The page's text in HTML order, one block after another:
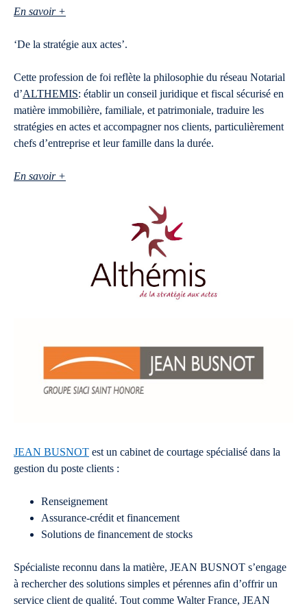
En savoir +
‘De la stratégie aux actes’.
Cette profession de foi reflète la philosophie du réseau Notarial
d’ALTHEMIS: établir un conseil juridique et fiscal sécurisé en
matière immobilière, familiale, et patrimoniale, traduire les
stratégies en actes et accompagner nos clients, particulièrement
chefs d’entreprise et leur famille dans la durée.
En savoir +
JEAN BUSNOT est un cabinet de courtage spécialisé dans la
gestion du poste clients :
Renseignement
Assurance-crédit et financement
Solutions de financement de stocks
Spécialiste reconnu dans la matière, JEAN BUSNOT s’engage
à rechercher des solutions simples et pérennes afin d’offrir un
service client de qualité. Tout comme Walter France, JEAN